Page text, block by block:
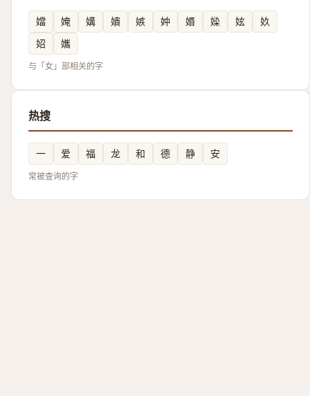
㜭 㛪 媾 嬇 嫉 妕 㛰 媣 妶
奺
妱
孈
与「女」部相关的字
热搜
一 爱 福 龙 和 德 静 安
常被查询的字